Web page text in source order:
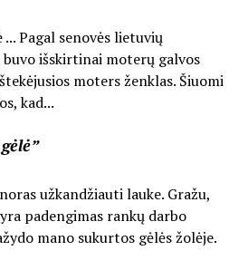
Pagal senovės lietuvių
išskirtinai moterų galvos
moters ženklas. Šiuomi
kad...
užkandžiauti lauke. Gražu,
padengimas rankų darbo
mano sukurtos gėlės žolėje.